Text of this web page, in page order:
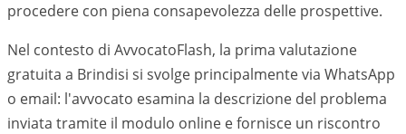
procedere con piena consapevolezza delle prospettive.
Nel contesto di AvvocatoFlash, la prima valutazione
gratuita a Brindisi si svolge principalmente via WhatsApp
o email: l'avvocato esamina la descrizione del problema
inviata tramite il modulo online e fornisce un riscontro